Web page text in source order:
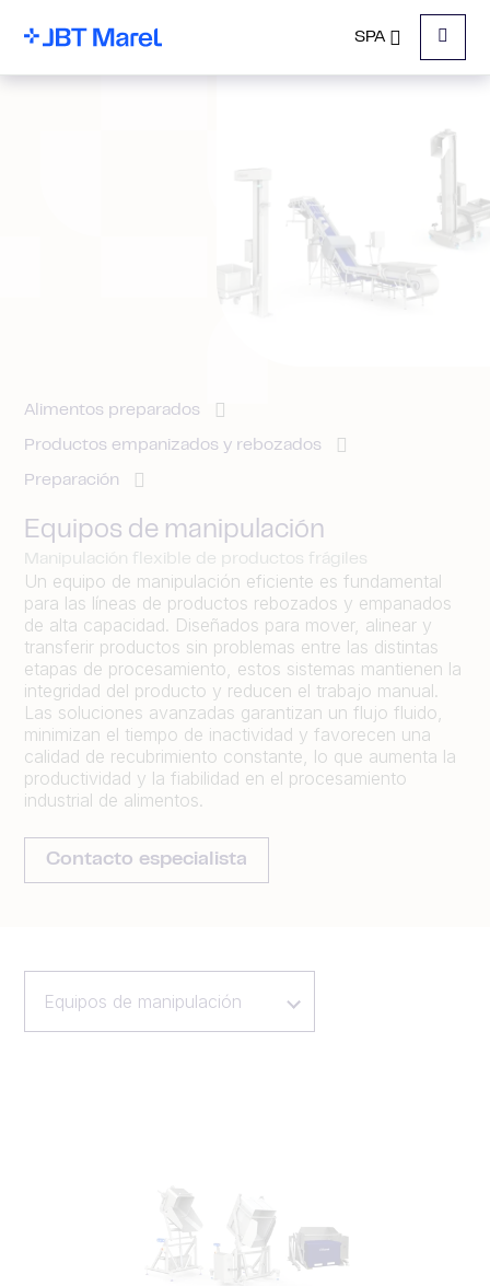
SPA
Menu
Alimentos preparados
Productos empanizados y rebozados
Preparación
Equipos de manipulación
Manipulación flexible de productos frágiles
Un equipo de manipulación eficiente es fundamental
para las líneas de productos rebozados y empanados
de alta capacidad. Diseñados para mover, alinear y
transferir productos sin problemas entre las distintas
etapas de procesamiento, estos sistemas mantienen la
integridad del producto y reducen el trabajo manual.
Las soluciones avanzadas garantizan un flujo fluido,
minimizan el tiempo de inactividad y favorecen una
calidad de recubrimiento constante, lo que aumenta la
productividad y la fiabilidad en el procesamiento
industrial de alimentos.
Contacto especialista
Equipos de manipulación